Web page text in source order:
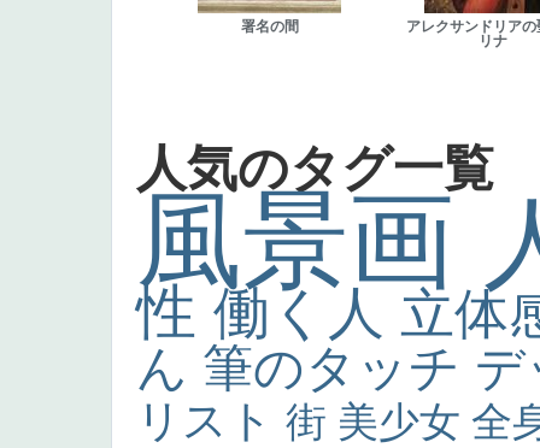
署名の間
アレクサンドリアの
リナ
人気のタグ一覧
風景画
性 働く人 立体
ん 筆のタッチ
リスト 街 美少女 全